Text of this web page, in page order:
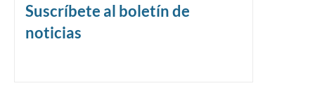
Suscríbete al boletín de
noticias